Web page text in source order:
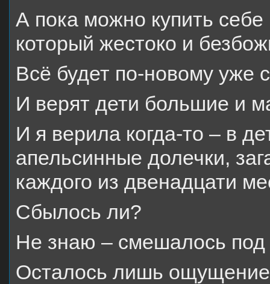
А пока можно купить
который жестоко и
Всё будет по-новому уже
И верят дети большие и
И я верила когда-то – в
апельсинные долечки,
каждого из двенадцати
Сбылось ли?
Не знаю – смешалось
Осталось лишь ощущение